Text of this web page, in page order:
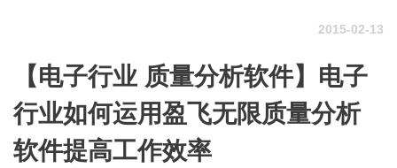
2015-02-13
【电子行业 质量分析软件】电子
行业如何运用盈飞无限质量分析
软件提高工作效率